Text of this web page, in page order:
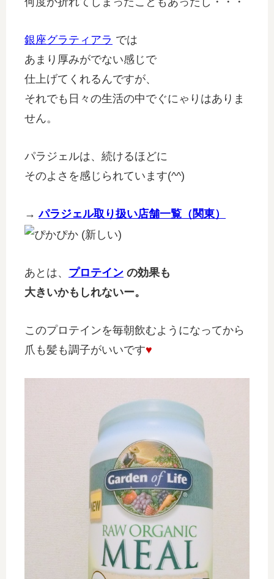
銀座グラティアラ では
あまり厚みがでない感じで
仕上げてくれるんですが、
それでも日々の生活の中でぐにゃりはありま
せん。
パラジェルは、続けるほどに
そのよさを感じられています(^^)
→パラジェル取り扱い店舗一覧（関東）
あとは、 プロテイン の効果も
大きいかもしれないー。
このプロテインを毎朝飲むようになってから
爪も髪も調子がいいです♥